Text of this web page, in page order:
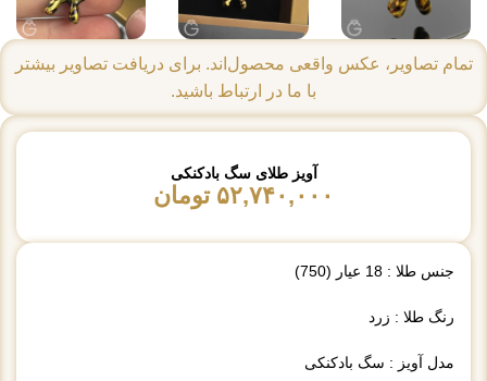
تمام تصاویر، عکس واقعی محصول‌اند. برای دریافت تصاویر بیشتر
با ما در ارتباط باشید.
آویز طلای سگ بادکنکی
۵۲,۷۴۰,۰۰۰ تومان
جنس طلا : 18 عیار (750)
رنگ طلا : زرد
مدل آویز : سگ بادکنکی